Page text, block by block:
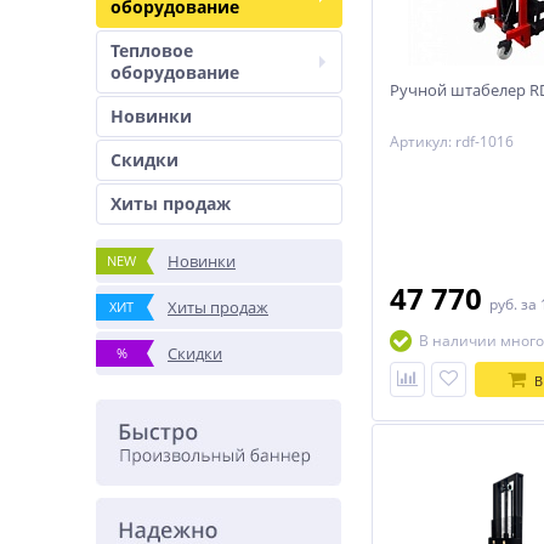
оборудование
Тепловое
оборудование
Новинки
Скидки
Хиты продаж
NEW Новинки
ХИТ Хиты продаж
% Скидки
Ручной штабелер
Артикул: rdf-1016
47 770 руб. за
В наличии много